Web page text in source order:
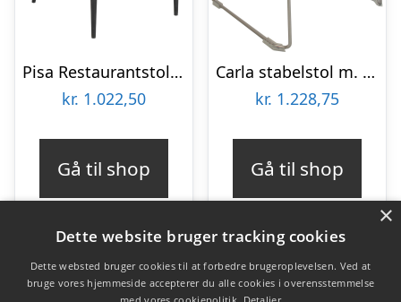
Pisa Restaurantstol – Brun
kr. 1.022,50
Gå til shop
Carla stabelstol m. meder – Lys-grå
kr. 1.228,75
Gå til shop
×
Dette website bruger tracking cookies
Dette websted bruger cookies til at forbedre brugeroplevelsen. Ved at
bruge vores hjemmeside accepterer du alle cookies i overensstemmelse